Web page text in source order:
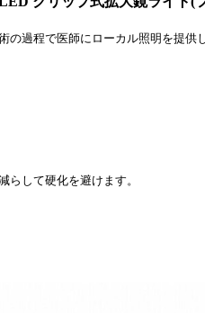
の過程で医師にローカル照明を提
らして硬化を避けます。